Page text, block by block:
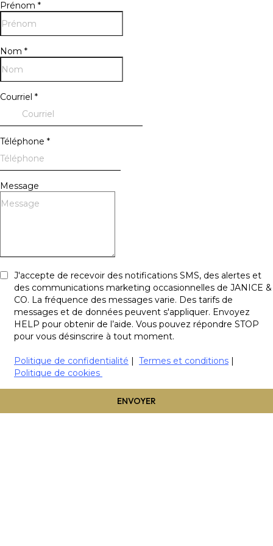
Prénom *
Nom *
Courriel *
Téléphone *
Message
J'accepte de recevoir des notifications SMS, des alertes et
des communications marketing occasionnelles de JANICE &
CO. La fréquence des messages varie. Des tarifs de
messages et de données peuvent s'appliquer. Envoyez
HELP pour obtenir de l’aide. Vous pouvez répondre STOP
pour vous désinscrire à tout moment.
Politique de confidentialité | Termes et conditions |
Politique de cookies
ENVOYER